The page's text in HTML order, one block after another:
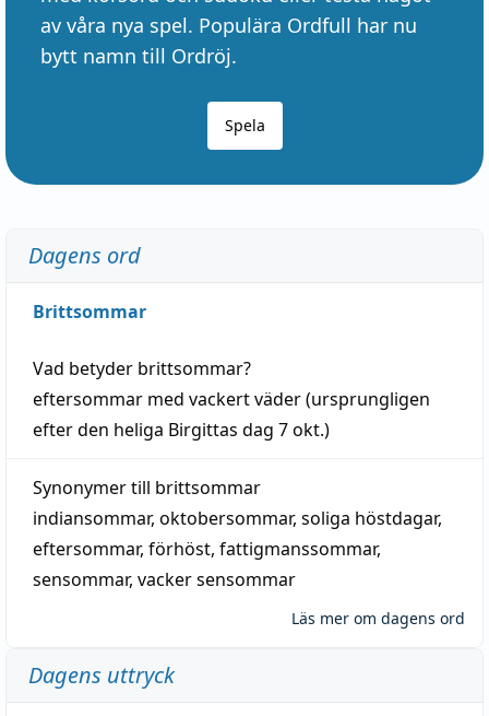
av våra nya spel. Populära Ordfull har nu
bytt namn till Ordröj.
Spela
Dagens ord
Brittsommar
Vad betyder brittsommar?
eftersommar med vackertväder(ursprungligen
efter den heliga Birgittas dag 7 okt.)
Synonymer till brittsommar
indiansommar, oktobersommar, soliga höstdagar,
eftersommar, förhöst, fattigmanssommar,
sensommar, vacker sensommar
Läs mer om dagens ord
Dagens uttryck